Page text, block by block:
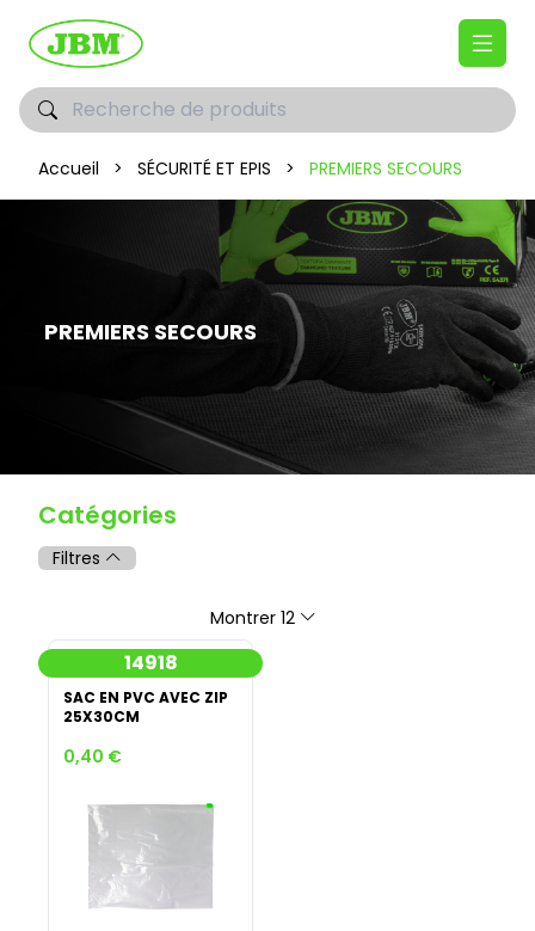
Accueil > SÉCURITÉ ET EPIS > PREMIERS SECOURS
PREMIERS SECOURS
Catégories
Filtres
Montrer 12
14918
SAC EN PVC AVEC ZIP
25X30CM
0,40 €